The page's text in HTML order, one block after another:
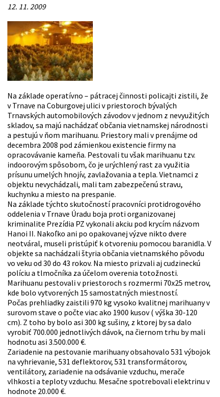
12. 11. 2009
Na základe operatívno – pátracej činnosti policajti zistili, že
v Trnave na Coburgovej ulici v priestoroch bývalých
Trnavských automobilových závodov v jednom z nevyužitých
skladov, sa majú nachádzať občania vietnamskej národnosti
a pestujú v ňom marihuanu. Priestory mali v prenájme od
decembra 2008 pod zámienkou existencie firmy na
opracovávanie kameňa. Pestovali tu však marihuanu tzv.
indoorovým spôsobom, čo je urýchlený rast za využitia
prísunu umelých hnojív, zavlažovania a tepla. Vietnamci z
objektu nevychádzali, mali tam zabezpečenú stravu,
kuchynku a miesto na prespanie.
Na základe týchto skutočností pracovníci protidrogového
oddelenia v Trnave Úradu boja proti organizovanej
kriminalite Prezídia PZ vykonali akciu pod krycím názvom
Hanoi II. Nakoľko ani po opakovanej výzve nikto dvere
neotváral, museli pristúpiť k otvoreniu pomocou baranidla. V
objekte sa nachádzali štyria občania vietnamského pôvodu
vo veku od 30 do 43 rokov. Na miesto prizvali aj cudzineckú
políciu a tlmočníka za účelom overenia totožnosti.
Marihuanu pestovali v priestoroch s rozmermi 70x25 metrov,
kde bolo vytvorených 15 samostatných miestností.
Počas prehliadky zaistili 970 kg vysoko kvalitnej marihuany v
surovom stave o počte viac ako 1900 kusov ( výška 30-120
cm). Z toho by bolo asi 300 kg sušiny, z ktorej by sa dalo
vyrobiť 700.000 jednotlivých dávok, na čiernom trhu by mali
hodnotu asi 3.500.000 €.
Zariadenie na pestovanie marihuany obsahovalo 531 výbojok
na vyhrievanie, 531 deflektorov, 531 transformátorov,
ventilátory, zariadenie na odsávanie vzduchu, merače
vlhkosti a teploty vzduchu. Mesačne spotrebovali elektrinu v
hodnote 20.000 €.